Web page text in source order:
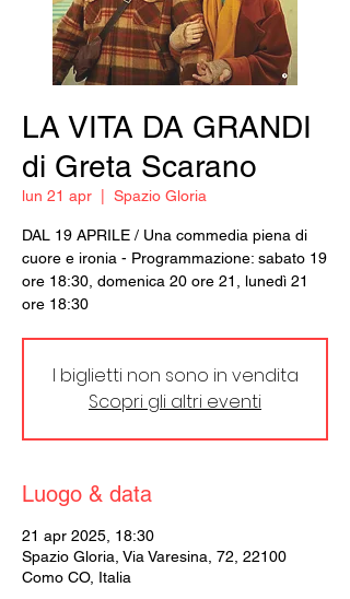
LA VITA DA GRANDI
di Greta Scarano
lun 21 apr Spazio Gloria
DAL 19 APRILE / Una commedia piena di
cuore e ironia - Programmazione: sabato 19
ore 18:30, domenica 20 ore 21, lunedì 21
ore 18:30
I biglietti non sono in vendita
Scopri gli altri eventi
Luogo & data
21 apr 2025, 18:30
Spazio Gloria, Via Varesina, 72, 22100
Como CO, Italia